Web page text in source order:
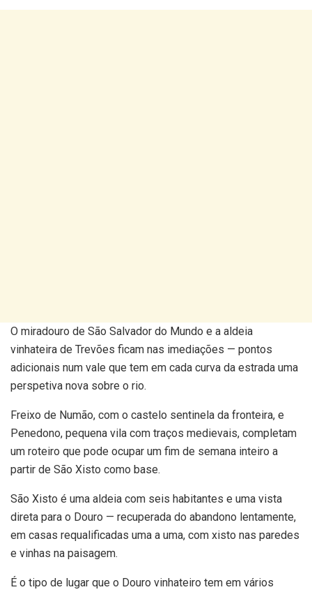
O miradouro de São Salvador do Mundo e a aldeia
vinhateira de Trevões ficam nas imediações — pontos
adicionais num vale que tem em cada curva da estrada uma
perspetiva nova sobre o rio.
Freixo de Numão, com o castelo sentinela da fronteira, e
Penedono, pequena vila com traços medievais, completam
um roteiro que pode ocupar um fim de semana inteiro a
partir de São Xisto como base.
São Xisto é uma aldeia com seis habitantes e uma vista
direta para o Douro — recuperada do abandono lentamente,
em casas requalificadas uma a uma, com xisto nas paredes
e vinhas na paisagem.
É o tipo de lugar que o Douro vinhateiro tem em vários